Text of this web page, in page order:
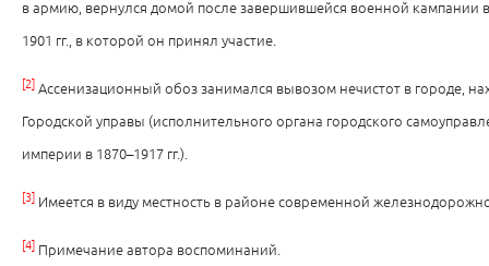
в армию, вернулся домой после завершившейся военной кампании
1901 гг., в которой он принял участие.
[2] Ассенизационный обоз занимался вывозом нечистот в городе,
Городской управы (исполнительного органа городского
империи в 1870–1917 гг.).
[3] Имеется в виду местность в районе современной
[4] Примечание автора воспоминаний.